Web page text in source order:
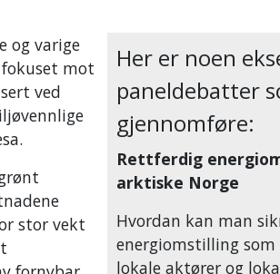
Her er noen
paneldebatter
gjennomføre:
Rettferdig
arktiske Norge
Hvordan kan man
energiomstilling
lokale aktører og
og varige
mot
ved
stor vekt